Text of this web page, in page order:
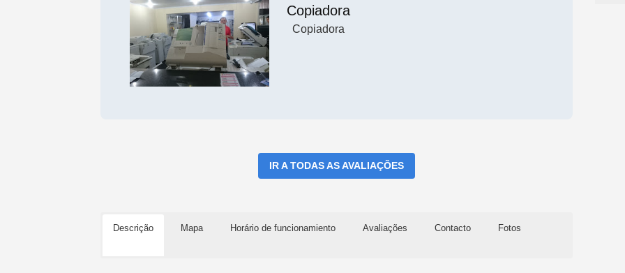
Copiadora
Copiadora
IR A TODAS AS AVALIAÇÕES
Descrição Mapa Horário de funcionamiento Avaliações Contacto Fotos